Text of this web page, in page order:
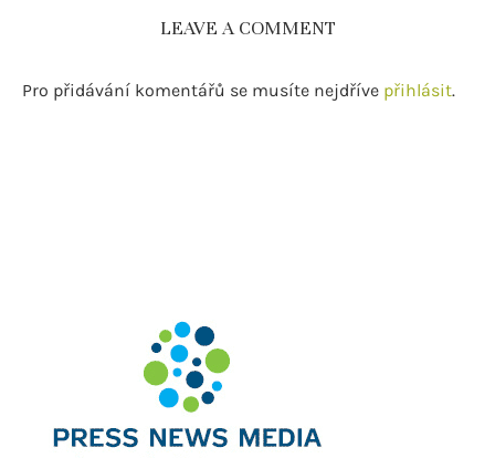
LEAVE A COMMENT
Pro přidávání komentářů se musíte nejdříve přihlásit.